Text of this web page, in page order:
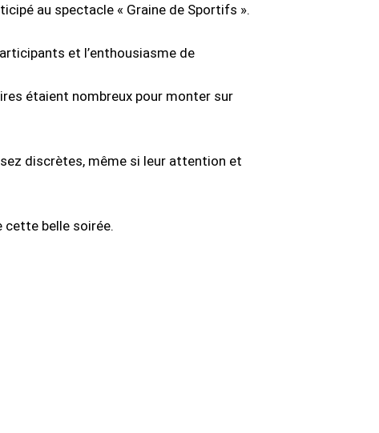
au spectacle « Graine de Sportifs ».
et l’enthousiasme de
étaient nombreux pour monter sur
discrètes, même si leur attention et
cette belle soirée.